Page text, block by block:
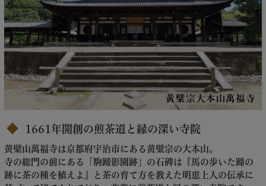
1661年開創の煎茶道と縁の深い寺院
黄檗山萬福寺は京都府宇治市にある黄檗宗の大本山。
寺の総門の前にある「駒蹄影園跡」の石碑は『馬の歩いた蹄の
跡に茶の種を植えよ』と茶の育て方を教えた明恵上人の伝承に